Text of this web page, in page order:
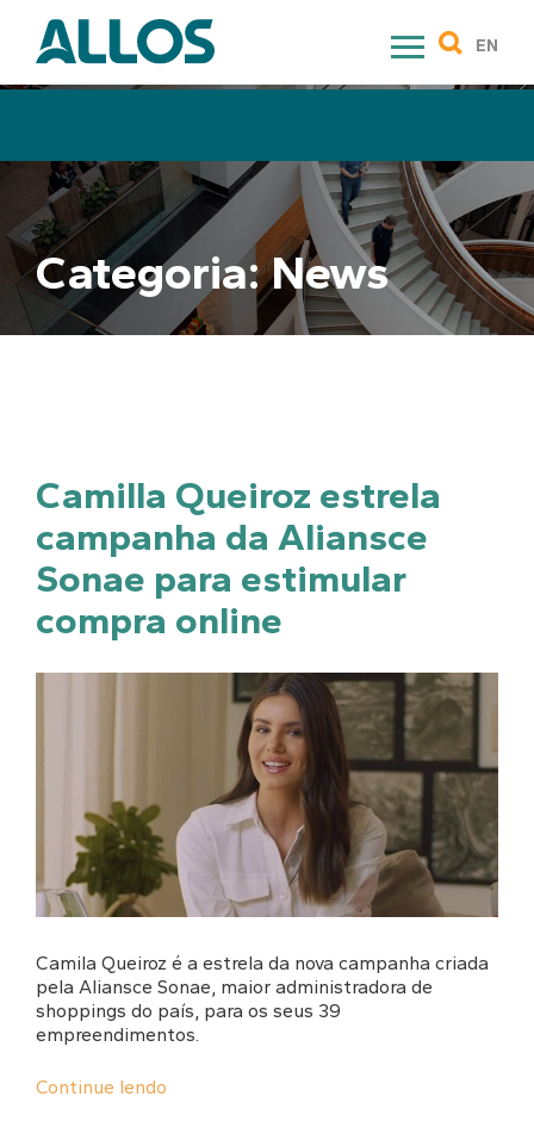
content
EN
Categoria:News
Camilla Queiroz estrela
campanha da Aliansce
Sonae para estimular
compra online
Camila Queiroz é a estrela da nova campanha criada
pela Aliansce Sonae, maior administradora de
shoppings do país, para os seus 39
empreendimentos.
Continue lendo